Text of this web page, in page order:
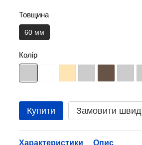
Товщина
60 мм
Колір
Купити Замовити
Характеристики
Опис